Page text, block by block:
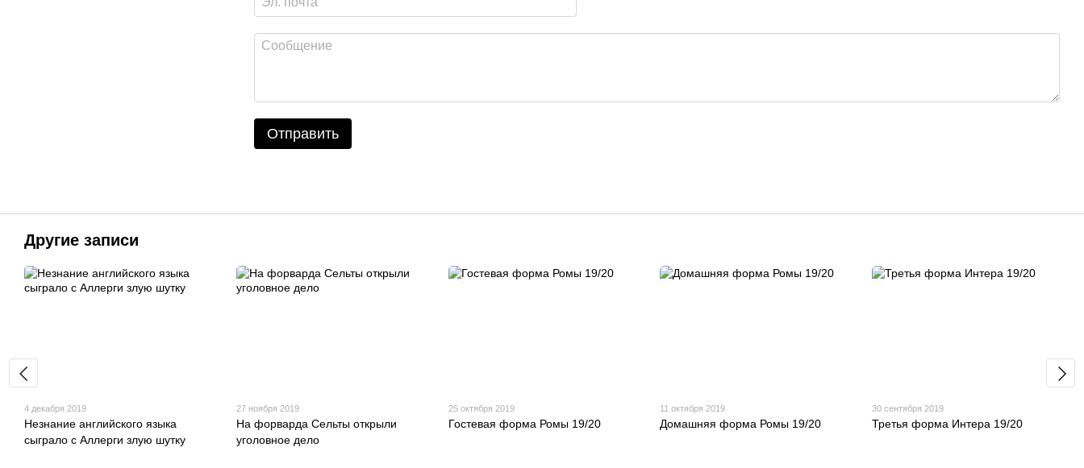
Отправить
Другие записи
4 декабря 2019
Незнание английского языка
сыграло с Аллерги злую шутку
27 ноября 2019
На форварда Сельты открыли
уголовное дело
25 октября 2019
Гостевая форма Ромы 19/20
11 октября 2019
Домашняя форма Ромы 19/20
30 сентября 2019
Третья форма Интера 19/20